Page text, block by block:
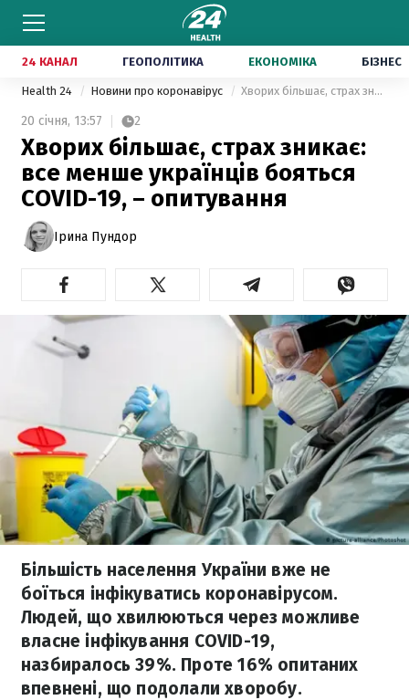
24 КАНАЛ ГЕОПОЛІТИКА ЕКОНОМІКА БІЗНЕС
Health 24 Новини про коронавірус Хворих більшає, страх зникає: все менше українців бояться COVID-19, – опитування
20 січня, 13:57 2
Хворих більшає, страх зникає:
все менше українців бояться
COVID-19, – опитування
Ірина Пундор
Більшість населення України вже не
боїться інфікуватись коронавірусом.
Людей, що хвилюються через можливе
власне інфікування COVID-19,
назбиралось 39%. Проте 16% опитаних
впевнені, що подолали хворобу.